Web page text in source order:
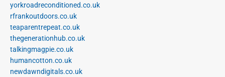
yorkroadreconditioned.co.uk
rfrankoutdoors.co.uk
teaparentrepeat.co.uk
thegenerationhub.co.uk
talkingmagpie.co.uk
humancotton.co.uk
newdawndigitals.co.uk